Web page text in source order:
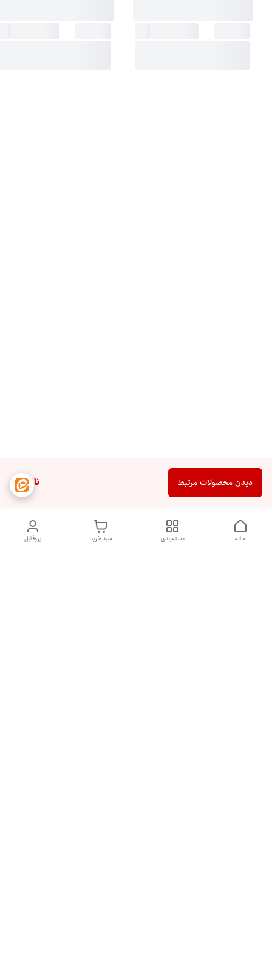
ناموجود دیدن محصولات مرتبط
پروفایل سبد خرید دسته‌بندی خانه